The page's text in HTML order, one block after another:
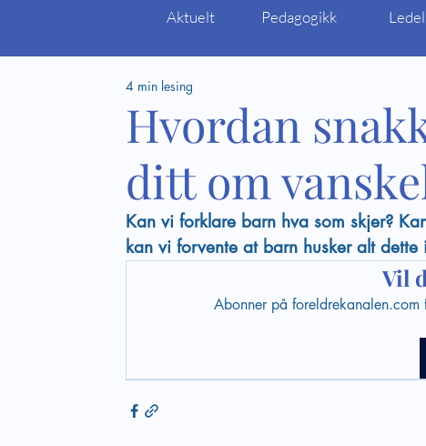
Aktuelt Pedagogikk
Hvordan
ditt om
4 min lesing
Kan vi forklare barn hva som skjer?
kan vi forvente at barn husker alt
Vil
Abonner på foreldrekanalen.com